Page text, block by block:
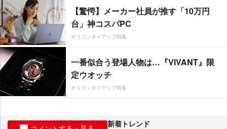
【驚愕】メーカー社員が推す「10万円
台」神コスパPC
オリコンタイアップ特集
一番似合う登場人物は…『VIVANT』限
定ウオッチ
オリコンタイアップ特集
新着トレンド